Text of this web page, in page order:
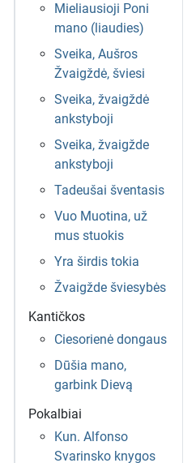
Mieliausioji Poni
mano (liaudies)
Sveika, Aušros
Žvaigždė, šviesi
Sveika, žvaigždė
ankstyboji
Sveika, žvaigžde
ankstyboji
Tadeušai šventasis
Vuo Muotina, už
mus stuokis
Yra širdis tokia
Žvaigžde šviesybės
Kantičkos
Ciesorienė dongaus
Dūšia mano,
garbink Dievą
Pokalbiai
Kun. Alfonso
Svarinsko knygos